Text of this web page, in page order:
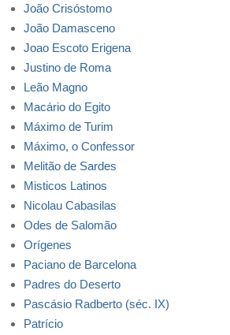
João Crisóstomo
João Damasceno
Joao Escoto Erigena
Justino de Roma
Leão Magno
Macário do Egito
Máximo de Turim
Máximo, o Confessor
Melitão de Sardes
Misticos Latinos
Nicolau Cabasilas
Odes de Salomão
Orígenes
Paciano de Barcelona
Padres do Deserto
Pascásio Radberto (séc. IX)
Patrício